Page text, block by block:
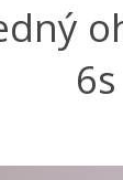
6s